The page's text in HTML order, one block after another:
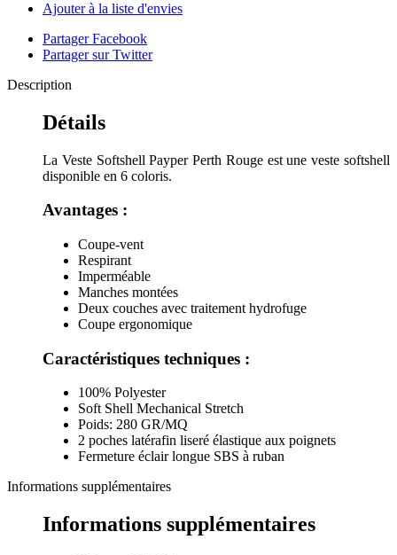
Ajouter à la liste d'envies
Partager Facebook
Partager sur Twitter
Description
Détails
La Veste Softshell Payper Perth Rouge est une veste softshell
disponible en 6 coloris.
Avantages :
Coupe-vent
Respirant
Imperméable
Manches montées
Deux couches avec traitement hydrofuge
Coupe ergonomique
Caractéristiques techniques :
100% Polyester
Soft Shell Mechanical Stretch
Poids: 280 GR/MQ
2 poches latérafin liseré élastique aux poignets
Fermeture éclair longue SBS à ruban
Informations supplémentaires
Informations supplémentaires